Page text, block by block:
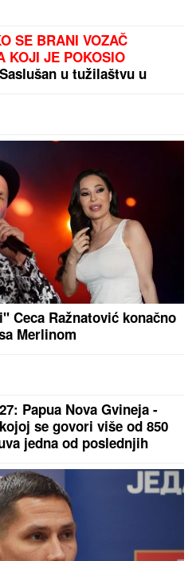
OBOŽAVATEOvo je 10
"ukrao" od stranih
kad vidite spisak
KAMENA OGRADA I
Stankovića, sazidao
tu razvio i biznis
SE BRANI VOZAČ
KOJI JE POKOSIO
u tužilaštvu u
u pešake na putu, pa
metalne ograde
Ceca Ražnatović konačno
Merlinom